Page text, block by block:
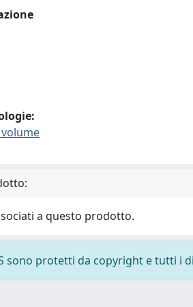
a questo prodotto.
sono protetti da copyright e tutti i